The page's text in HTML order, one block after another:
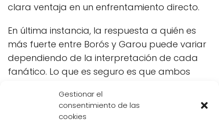
Gestionar el
consentimiento de las
cookies
clara ventaja en un enfrentamiento directo.
En última instancia, la respuesta a quién es
más fuerte entre Borós y Garou puede variar
dependiendo de la interpretación de cada
fanático. Lo que es seguro es que ambos
han dejado una huella imborrable en la serie
One Punch Man.